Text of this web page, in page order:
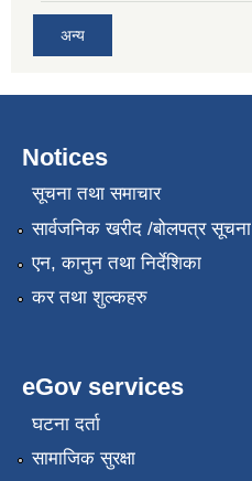
अन्य
Notices
सूचना तथा समाचार
सार्वजनिक खरीद /बोलपत्र सूचना
एन, कानुन तथा निर्देशिका
कर तथा शुल्कहरु
eGov services
घटना दर्ता
सामाजिक सुरक्षा